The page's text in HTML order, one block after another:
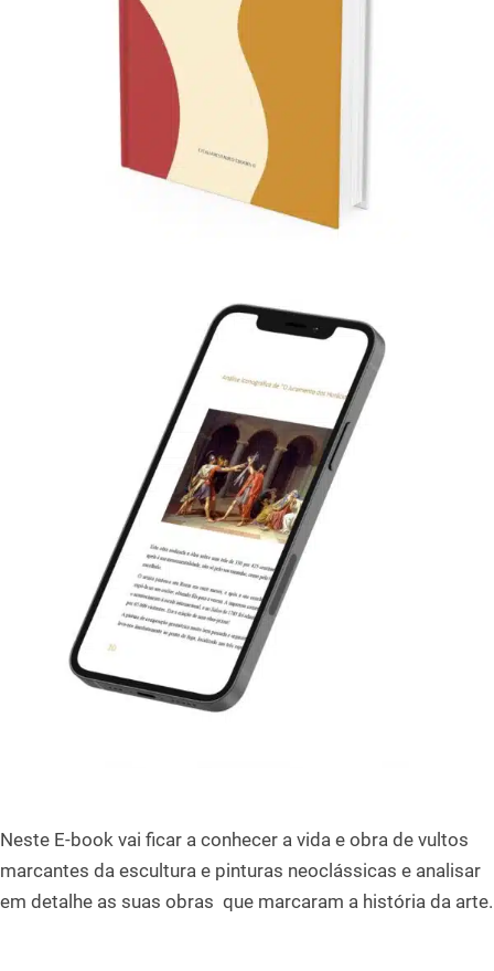
Neste E-book vai ficar a conhecer a vida e obra de vultos
marcantes da escultura e pinturas neoclássicas e analisar
em detalhe as suas obras que marcaram a história da arte.